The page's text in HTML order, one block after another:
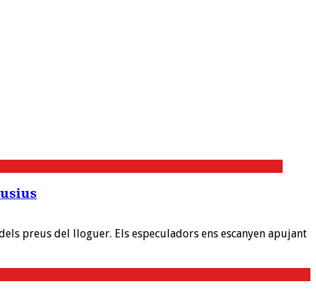
preus del lloguer. Els especuladors ens escanyen apujant